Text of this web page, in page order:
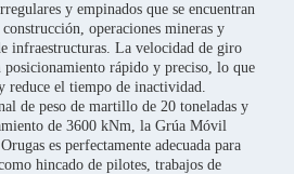
y empinados que se encuentran
operaciones mineras y
infraestructuras. La velocidad de giro
rápido y preciso, lo que
reduce el tiempo de inactividad.
de peso de martillo de 20 toneladas y
de 3600 kNm, la Grúa Móvil
es perfectamente adecuada para
hincado de pilotes, trabajos de